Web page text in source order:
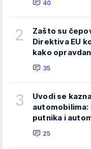
40
2
Zašto su
Direktiva EU
kako
35
3
Uvodi se
putnika i
25